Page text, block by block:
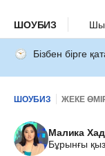
ШОУБИЗ
Бізбен бірге
ШОУБИЗ ЖЕКЕ
Малика
Бұрынғы